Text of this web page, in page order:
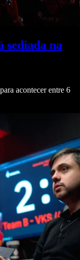
sediada na
acontecer entre 6